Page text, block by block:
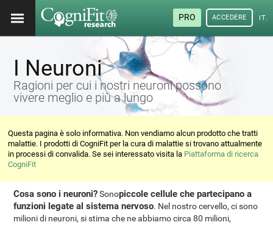
PRO ACCEDERE
I Neuroni
Ragioni per cui i nostri neuroni possono
vivere meglio e più a lungo
Questa pagina è solo informativa. Non vendiamo alcun prodotto che tratti
malattie. I prodotti di CogniFit per la cura di malattie si trovano attualmente
in processi di convalida. Se sei interessato visita la Piattaforma di ricerca
CogniFit
Cosa sono i neuroni?Sonopiccole cellule che partecipano a
funzioni legate al sistema nervoso. Nel nostro cervello, ci sono
milioni di neuroni, si stima che ne abbiamo circa 80 milioni,